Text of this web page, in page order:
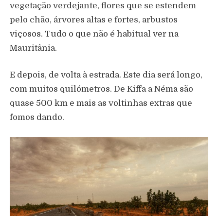
vegetação verdejante, flores que se estendem
pelo chão, árvores altas e fortes, arbustos
viçosos. Tudo o que não é habitual ver na
Mauritânia.
E depois, de volta à estrada. Este dia será longo,
com muitos quilómetros. De Kiffa a Néma são
quase 500 km e mais as voltinhas extras que
fomos dando.